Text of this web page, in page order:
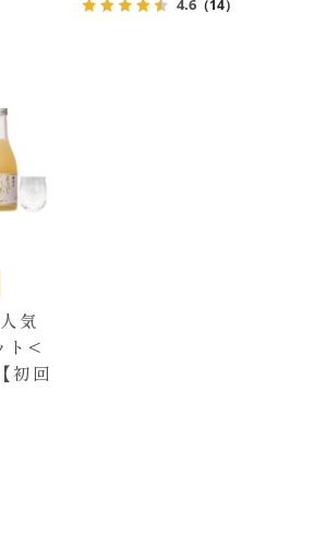
（14）
気
ト<
初回